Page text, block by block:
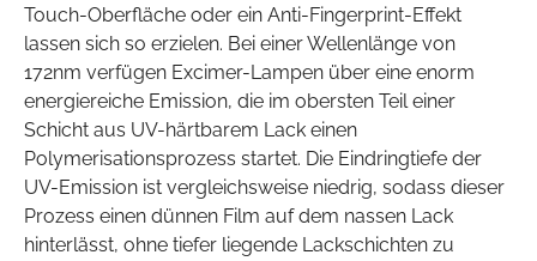
Touch-Oberfläche oder ein Anti-Fingerprint-Effekt
lassen sich so erzielen. Bei einer Wellenlänge von
172nm verfügen Excimer-Lampen über eine enorm
energiereiche Emission, die im obersten Teil einer
Schicht aus UV-härtbarem Lack einen
Polymerisationsprozess startet. Die Eindringtiefe der
UV-Emission ist vergleichsweise niedrig, sodass dieser
Prozess einen dünnen Film auf dem nassen Lack
hinterlässt, ohne tiefer liegende Lackschichten zu